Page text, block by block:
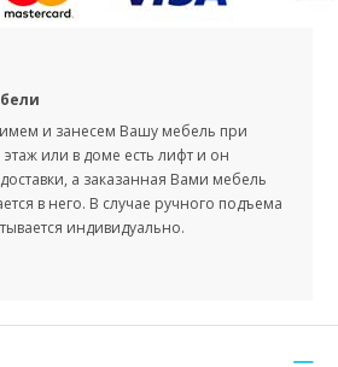
и занесем Вашу мебель при
этаж или в доме есть лифт и он
а заказанная Вами мебель
в него. В случае ручного подъема
индивидуально.